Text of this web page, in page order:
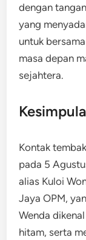
dengan
yang
untuk
masa depan
sejahtera.
Kontak
pada 5
alias Kuloi
Jaya OPM,
Wenda
hitam, serta